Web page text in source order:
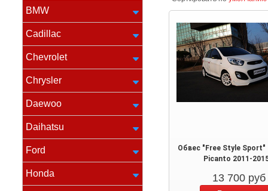
BMW
Cadillac
Chevrolet
Chrysler
Daewoo
Daihatsu
Ford
Honda
Обвес "Free Style Sport"
Picanto 2011-
13 700 руб